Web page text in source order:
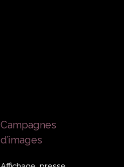
Campagnes
d’images